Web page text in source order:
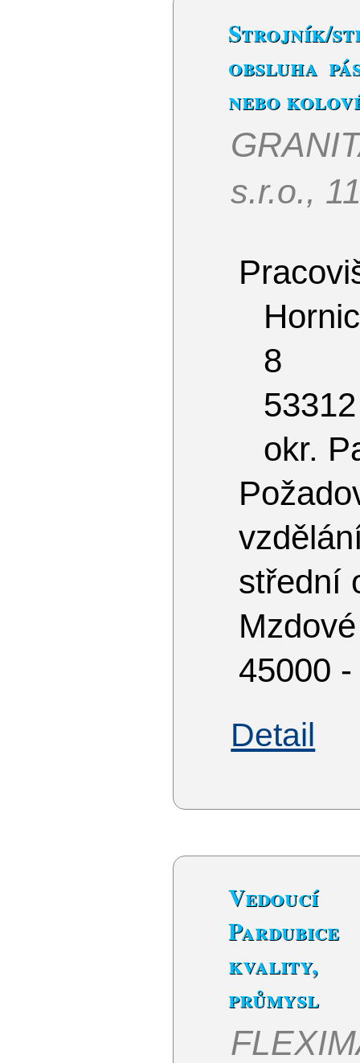
obsluha
nebo
s.r.o.,
8
okr.
střední
45000
Detail
kvality,
průmysl